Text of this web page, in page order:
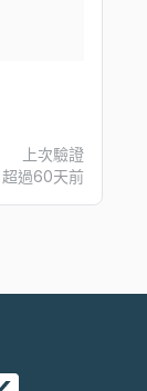
上次驗證
超過60天前